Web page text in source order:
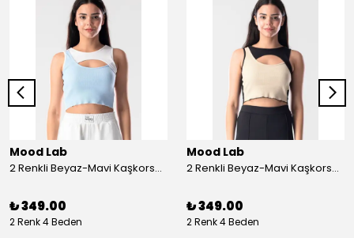
Mood Lab
2 Renkli Beyaz-Mavi Kaşkorse Asimetrik Crop Atlet Bluz Top - beyaz-mavi
₺ 349.00
2 Renk 4 Beden
Mood Lab
2 Renkli Beyaz-Mavi Kaşkorse Asimetrik Crop Atlet Bluz Top - siyah-bej
₺ 349.00
2 Renk 4 Beden